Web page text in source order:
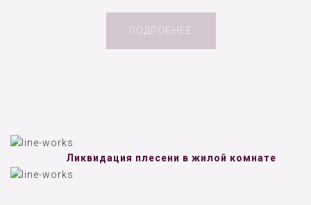
ПОДРОБНЕЕ
Ликвидация плесени в жилой комнате